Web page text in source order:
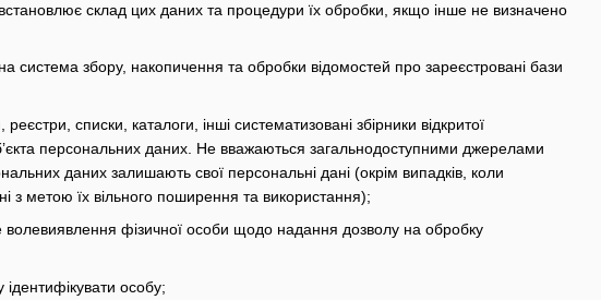
склад цих даних та процедури їх обробки, якщо інше не визначено
збору, накопичення та обробки відомостей про зареєстровані бази
реєстри, списки, каталоги, інші систематизовані збірники відкритої
персональних даних. Не вважаються загальнодоступними джерелами
даних залишають свої персональні дані (окрім випадків, коли
з метою їх вільного поширення та використання);
фізичної особи щодо надання дозволу на обробку
особу;